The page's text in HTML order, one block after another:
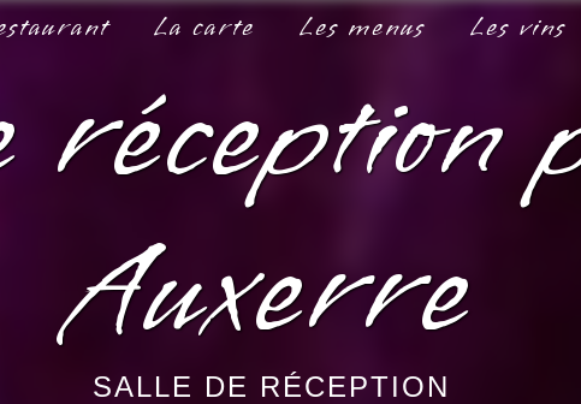
La carte Les menus Les vins
réception
Auxerre
SALLE DE RÉCEPTION